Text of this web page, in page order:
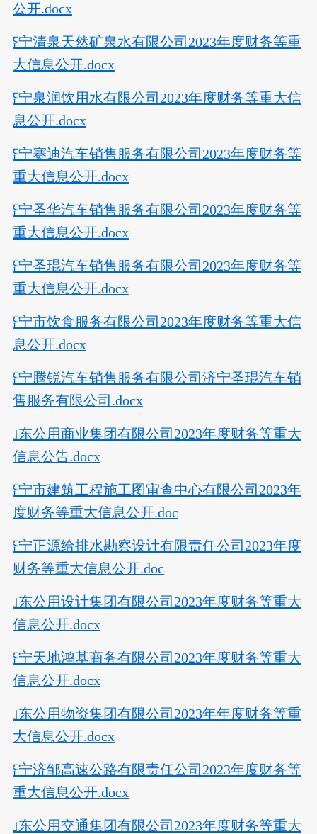
公开.docx
济宁清泉天然矿泉水有限公司2023年度财务等重
大信息公开.docx
济宁泉润饮用水有限公司2023年度财务等重大信
息公开.docx
济宁赛迪汽车销售服务有限公司2023年度财务等
重大信息公开.docx
济宁圣华汽车销售服务有限公司2023年度财务等
重大信息公开.docx
济宁圣琨汽车销售服务有限公司2023年度财务等
重大信息公开.docx
济宁市饮食服务有限公司2023年度财务等重大信
息公开.docx
济宁腾锐汽车销售服务有限公司济宁圣琨汽车销
售服务有限公司.docx
山东公用商业集团有限公司2023年度财务等重大
信息公告.docx
济宁市建筑工程施工图审查中心有限公司2023年
度财务等重大信息公开.doc
济宁正源给排水勘察设计有限责任公司2023年度
财务等重大信息公开.doc
山东公用设计集团有限公司2023年度财务等重大
信息公开.docx
济宁天地鸿基商务有限公司2023年度财务等重大
信息公开.docx
山东公用物资集团有限公司2023年年度财务等重
大信息公开.docx
济宁济邹高速公路有限责任公司2023年度财务等
重大信息公开.docx
山东公用交通集团有限公司2023年度财务等重大